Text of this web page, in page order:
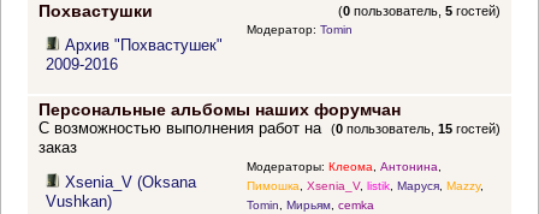
Похвастушки (0 пользователь,5 гостей)
Архив "Похвастушек"
2009-2016
Модератор: Tomin
Персональные альбомы наших форумчан
(0 пользователь,15 гостей)
С возможностью выполнения работ на
заказ
Xsenia_V (Oksana
Vushkan)
Модераторы: Клеома, Антонина,
Пимошка, Xsenia_V, listik, Маруся, Mazzy,
Tomin, Мирьям, cemka